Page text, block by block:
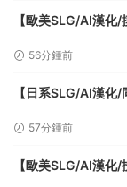
【歐美SLG/AI漢化
56分鍾前
【日系SLG/AI漢化
57分鍾前
【歐美SLG/AI漢